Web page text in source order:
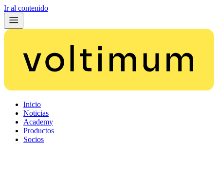
Ir al contenido
Inicio
Noticias
Academy
Productos
Socios